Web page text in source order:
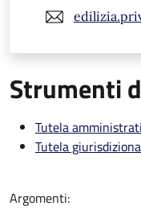
Strumenti
Tutela
Tutela
Argomenti: